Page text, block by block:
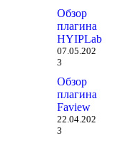
Обзор
плагина
HYIPLab
07.05.202
3
Обзор
плагина
Faview
22.04.202
3